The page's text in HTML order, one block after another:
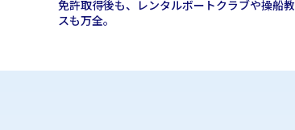
免許取得後も、レンタルボートクラブや操船
スも万全。